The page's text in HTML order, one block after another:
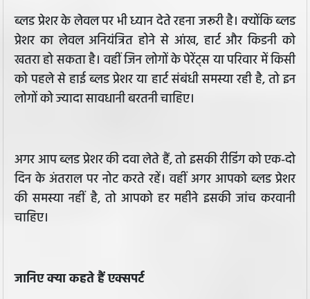
ब्लड प्रेशर के लेवल पर भी ध्यान देते रहना जरूरी है। क्योंकि ब्लड
प्रेशर का लेवल अनियंत्रित होने से आंख, हार्ट और किडनी को
खतरा हो सकता है। वहीं जिन लोगों के पेरेंट्स या परिवार में किसी
को पहले से हाई ब्लड प्रेशर या हार्ट संबंधी समस्या रही है, तो इन
लोगों को ज्यादा सावधानी बरतनी चाहिए।
अगर आप ब्लड प्रेशर की दवा लेते हैं, तो इसकी रीडिंग को एक-दो
दिन के अंतराल पर नोट करते रहें। वहीं अगर आपको ब्लड प्रेशर
की समस्या नहीं है, तो आपको हर महीने इसकी जांच करवानी
चाहिए।
जानिए क्या कहते हैं एक्सपर्ट